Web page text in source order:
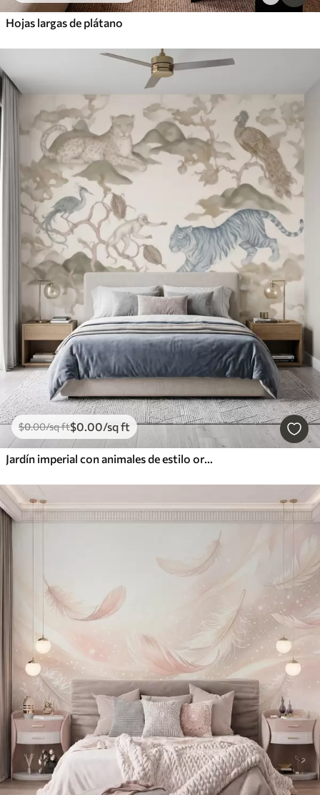
Hojas largas de plátano
$0.00/sq ft$0 .00/sq ft